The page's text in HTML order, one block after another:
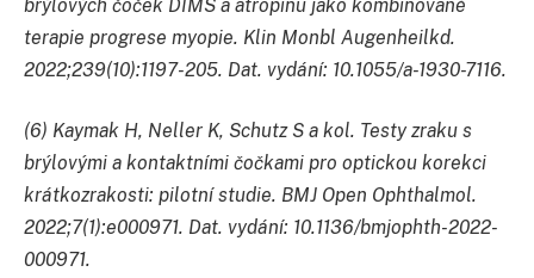
brýlových čoček DIMS a atropinu jako kombinované
terapie progrese myopie. Klin Monbl Augenheilkd.
2022;239(10):1197-205. Dat. vydání: 10.1055/a-1930-7116.
(6) Kaymak H, Neller K, Schutz S a kol. Testy zraku s
brýlovými a kontaktními čočkami pro optickou korekci
krátkozrakosti: pilotní studie. BMJ Open Ophthalmol.
2022;7(1):e000971. Dat. vydání: 10.1136/bmjophth-2022-
000971.